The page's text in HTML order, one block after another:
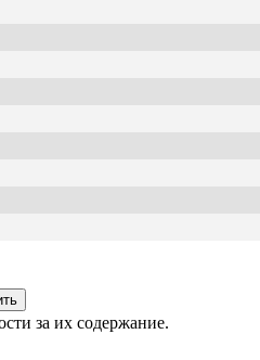
за их содержание.